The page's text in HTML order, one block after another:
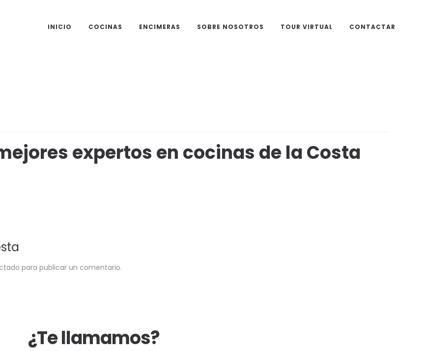
INICIO COCINAS ENCIMERAS SOBRE NOSOTROS TOUR VIRTUAL CONTACTAR
expertos en cocinas de la Costa
para publicar un comentario.
¿Te llamamos?